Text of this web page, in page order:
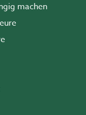
machen